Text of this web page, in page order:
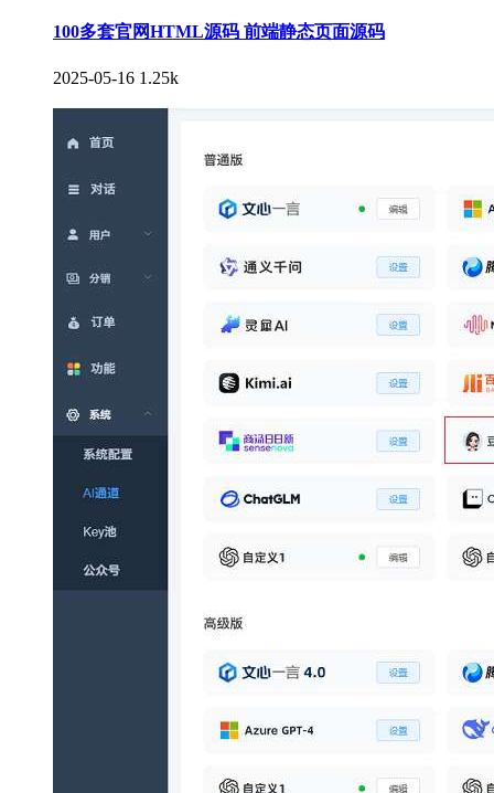
100多套官网HTML源码 前端静态页面源码
2025-05-16 1.25k